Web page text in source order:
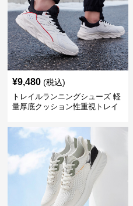
¥9,480 (税込)
トレイルランニングシューズ 軽
量厚底クッション性重視トレイ